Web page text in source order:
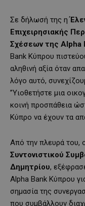
Σε δήλωσή της η
Επιχειρησιακής
Σχέσεων της Alpha
Bank Κύπρου
αληθινή αξία όταν
λόγο αυτό,
”Υιοθετήστε μια
κοινή προσπάθεια
Κύπρο να έχουν τα
Από την πλευρά του,
Συντονιστικού
Δημητρίου,
Alpha Bank Κύπρου
σημασία της
που συμβάλλουν